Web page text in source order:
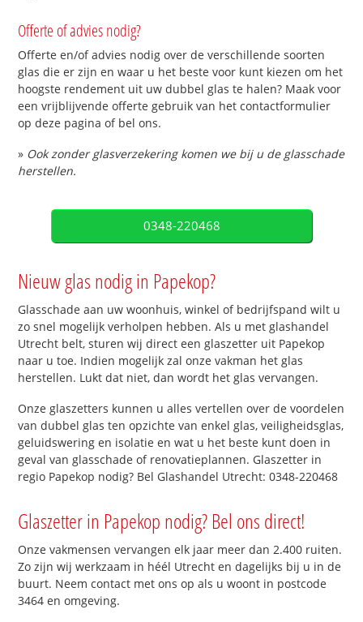
Offerte of advies nodig?
Offerte en/of advies nodig over de verschillende soorten
glas die er zijn en waar u het beste voor kunt kiezen om het
hoogste rendement uit uw dubbel glas te halen? Maak voor
een vrijblijvende offerte gebruik van het contactformulier
op deze pagina of bel ons.
» Ook zonder glasverzekering komen we bij u de glasschade
herstellen.
0348-220468
Nieuw glas nodig in Papekop?
Glasschade aan uw woonhuis, winkel of bedrijfspand wilt u
zo snel mogelijk verholpen hebben. Als u met glashandel
Utrecht belt, sturen wij direct een glaszetter uit Papekop
naar u toe. Indien mogelijk zal onze vakman het glas
herstellen. Lukt dat niet, dan wordt het glas vervangen.
Onze glaszetters kunnen u alles vertellen over de voordelen
van dubbel glas ten opzichte van enkel glas, veiligheidsglas,
geluidswering en isolatie en wat u het beste kunt doen in
geval van glasschade of renovatieplannen. Glaszetter in
regio Papekop nodig? Bel Glashandel Utrecht: 0348-220468
Glaszetter in Papekop nodig? Bel ons direct!
Onze vakmensen vervangen elk jaar meer dan 2.400 ruiten.
Zo zijn wij werkzaam in héél Utrecht en dagelijks bij u in de
buurt. Neem contact met ons op als u woont in postcode
3464 en omgeving.